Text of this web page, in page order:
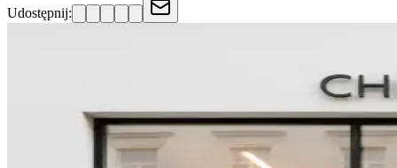
Udostępnij: